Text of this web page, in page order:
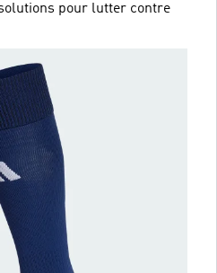
pour lutter contre